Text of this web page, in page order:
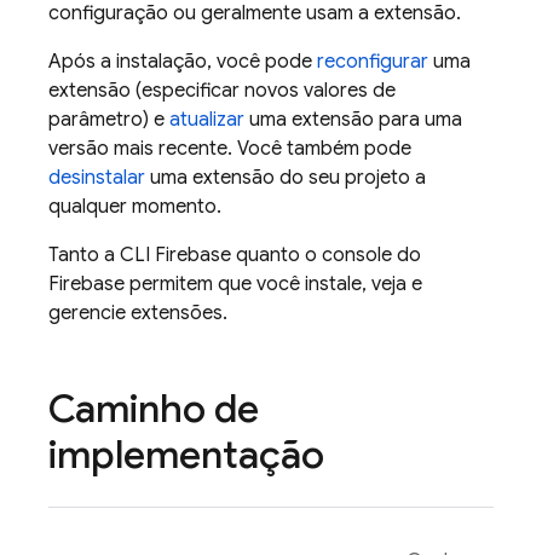
configuração ou geralmente usam a extensão.
Após a instalação, você pode reconfigurar uma
extensão (especificar novos valores de
parâmetro) e atualizar uma extensão para uma
versão mais recente. Você também pode
desinstalar uma extensão do seu projeto a
qualquer momento.
Tanto a CLI Firebase quanto o console do
Firebase permitem que você instale, veja e
gerencie extensões.
Caminho de
implementação